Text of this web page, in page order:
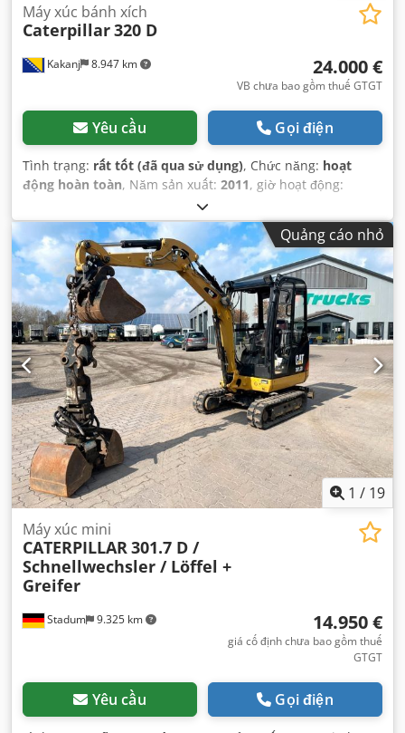
Kakanj 8.947 km
Máy xúc bánh xích
Caterpillar320 D
24.000 €
VB chưa bao gồm thuế GTGT
Yêu cầu Gọi điện
Tình trạng: rất tốt (đã qua sử dụng), Chức năng: hoạt
động hoàn toàn, Năm sản xuất: 2011, giờ hoạt động:
Quảng cáo nhỏ
1 / 19
Stadum 9.325 km
Máy xúc mini
CATERPILLAR301.7 D /
Schnellwechsler / Löffel +
Greifer
14.950 €
giá cố định chưa bao gồm thuế
GTGT
Yêu cầu Gọi điện